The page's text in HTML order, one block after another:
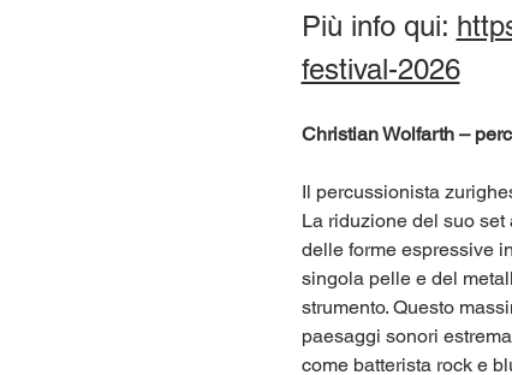
Più info qui:
festival-2026
Christian Wolfarth –
Il percussionista
La riduzione del suo
delle forme espressive
singola pelle e del
strumento. Questo
paesaggi sonori
come batterista rock e